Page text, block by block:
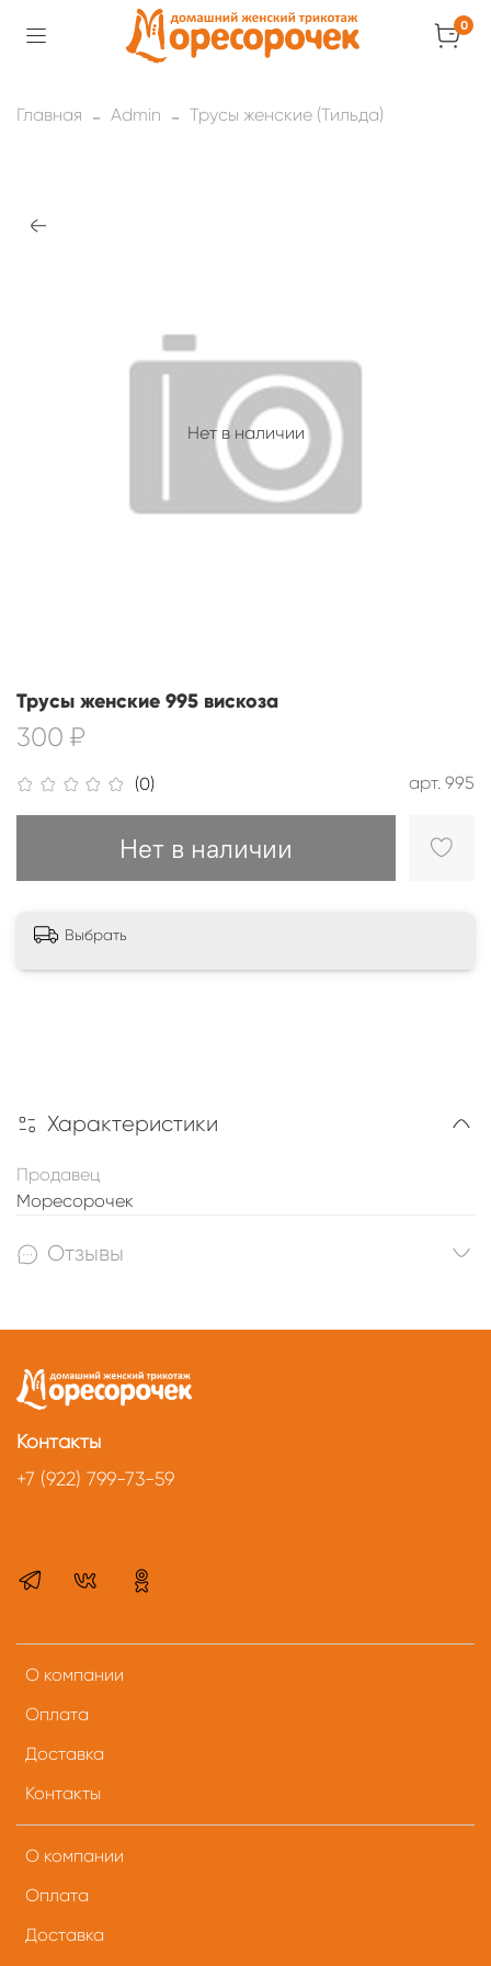
0
Главная Admin Трусы женские (Тильда)
Нет в наличии
(0) арт. 995
Трусы женские 995 вискоза
300 ₽
Нет в наличии
Выбрать
Характеристики
Продавец
Моресорочек
Отзывы
О компании
Оплата
Доставка
Контакты
О компании
Оплата
Доставка
Контакты
+7 (922) 799-73-59